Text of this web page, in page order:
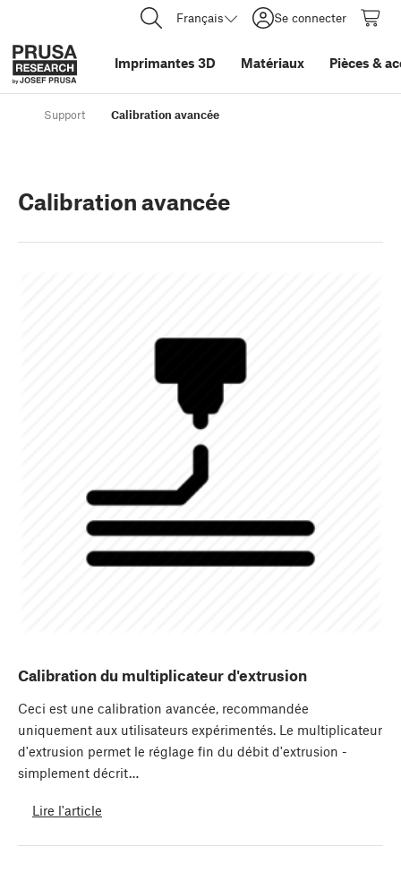
Français Se connecter
Imprimantes 3D Matériaux Pièces &
Support Calibration avancée
Calibration avancée
Calibration du multiplicateur d'extrusion
Ceci est une calibration avancée, recommandée
uniquement aux utilisateurs expérimentés. Le multiplicateur
d'extrusion permet le réglage fin du débit d'extrusion -
simplement décrit…
Lire l'article